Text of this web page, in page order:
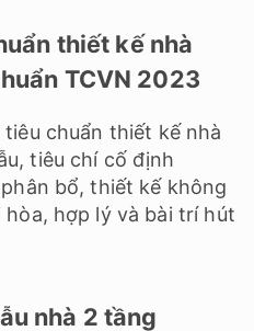
thiết kế nhà
TCVN 2023
tiêu chuẩn thiết kế nhà
tiêu chí cố định
bổ, thiết kế không
hợp lý và bài trí hút
nhà 2 tầng